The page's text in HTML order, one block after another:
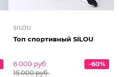
SILOU
Топ спортивный SILOU
6 000 руб.
15 000 руб.
-60%